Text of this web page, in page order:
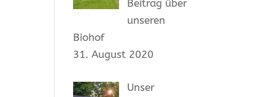
Beitrag über
unseren
Biohof
31. August 2020
Unser